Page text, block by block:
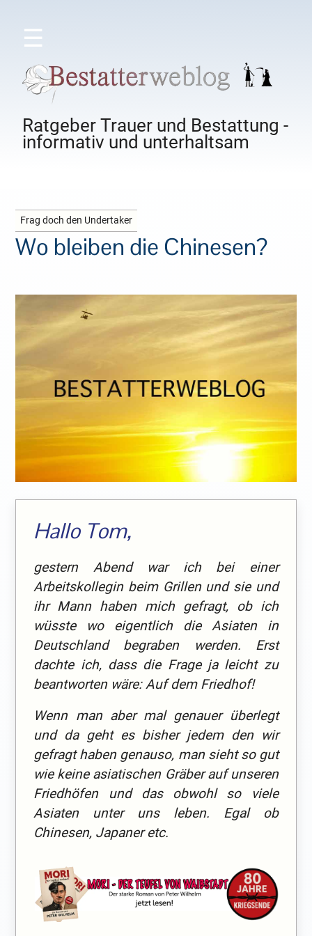
☰
Ratgeber Trauer und Bestattung -
informativ und unterhaltsam
Frag doch den Undertaker
Wo bleiben die Chinesen?
Hallo Tom,
gestern Abend war ich bei einer
Arbeitskollegin beim Grillen und sie und
ihr Mann haben mich gefragt, ob ich
wüsste wo eigentlich die Asiaten in
Deutschland begraben werden. Erst
dachte ich, dass die Frage ja leicht zu
beantworten wäre: Auf dem Friedhof!
Wenn man aber mal genauer überlegt
und da geht es bisher jedem den wir
gefragt haben genauso, man sieht so gut
wie keine asiatischen Gräber auf unseren
Friedhöfen und das obwohl so viele
Asiaten unter uns leben. Egal ob
Chinesen, Japaner etc.